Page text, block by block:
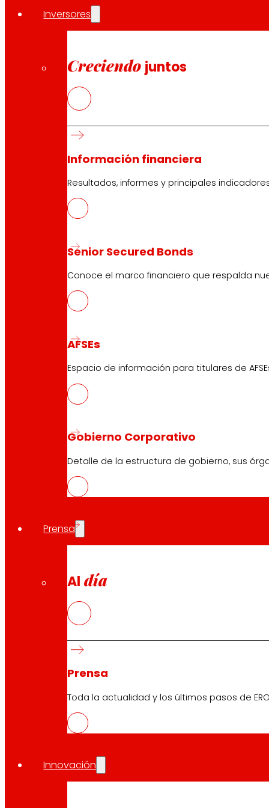
Inversores
Creciendo juntos
Información financiera
Resultados, informes y principales
Senior Secured Bonds
Conoce el marco financiero que respalda
AFSEs
Espacio de información para titulares de
Gobierno Corporativo
Detalle de la estructura de gobierno, sus
Prensa
Al día
Prensa
Toda la actualidad y los últimos pasos de
Innovación
Compartir en: